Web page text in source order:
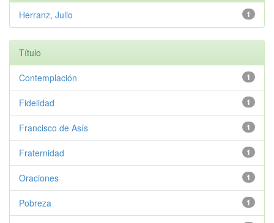
1
Herranz, Julio
Título
1
Contemplación
1
Fidelidad
1
Francisco de Asís
1
Fraternidad
1
Oraciones
1
Pobreza